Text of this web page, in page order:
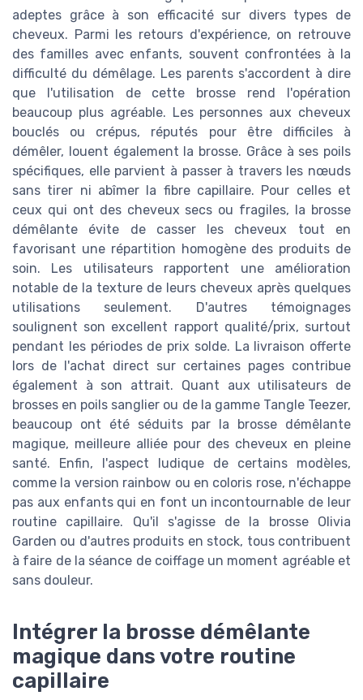
adeptes grâce à son efficacité sur divers types de
cheveux. Parmi les retours d'expérience, on retrouve
des familles avec enfants, souvent confrontées à la
difficulté du démêlage. Les parents s'accordent à dire
que l'utilisation de cette brosse rend l'opération
beaucoup plus agréable. Les personnes aux cheveux
bouclés ou crépus, réputés pour être difficiles à
démêler, louent également la brosse. Grâce à ses poils
spécifiques, elle parvient à passer à travers les nœuds
sans tirer ni abîmer la fibre capillaire. Pour celles et
ceux qui ont des cheveux secs ou fragiles, la brosse
démêlante évite de casser les cheveux tout en
favorisant une répartition homogène des produits de
soin. Les utilisateurs rapportent une amélioration
notable de la texture de leurs cheveux après quelques
utilisations seulement. D'autres témoignages
soulignent son excellent rapport qualité/prix, surtout
pendant les périodes de prix solde. La livraison offerte
lors de l'achat direct sur certaines pages contribue
également à son attrait. Quant aux utilisateurs de
brosses en poils sanglier ou de la gamme Tangle Teezer,
beaucoup ont été séduits par la brosse démêlante
magique, meilleure alliée pour des cheveux en pleine
santé. Enfin, l'aspect ludique de certains modèles,
comme la version rainbow ou en coloris rose, n'échappe
pas aux enfants qui en font un incontournable de leur
routine capillaire. Qu'il s'agisse de la brosse Olivia
Garden ou d'autres produits en stock, tous contribuent
à faire de la séance de coiffage un moment agréable et
sans douleur.
Intégrer la brosse démêlante
magique dans votre routine
capillaire